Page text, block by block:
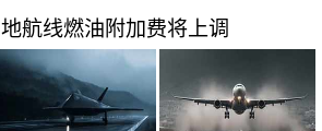
航线燃油附加费将上调